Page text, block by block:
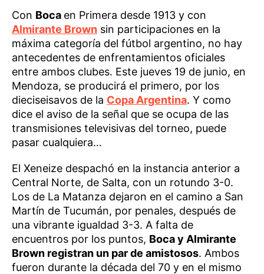
Con Boca en Primera desde 1913 y con
Almirante Brown sin participaciones en la
máxima categoría del fútbol argentino, no hay
antecedentes de enfrentamientos oficiales
entre ambos clubes. Este jueves 19 de junio, en
Mendoza, se producirá el primero, por los
dieciseisavos de la Copa Argentina. Y como
dice el aviso de la señal que se ocupa de las
transmisiones televisivas del torneo, puede
pasar cualquiera…
El Xeneize despachó en la instancia anterior a
Central Norte, de Salta, con un rotundo 3-0.
Los de La Matanza dejaron en el camino a San
Martín de Tucumán, por penales, después de
una vibrante igualdad 3-3. A falta de
encuentros por los puntos, Boca y Almirante
Brown registran un par de amistosos. Ambos
fueron durante la década del 70 y en el mismo